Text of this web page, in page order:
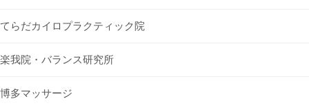
てらだカイロプラクティック院
楽我院・バランス研究所
博多マッサージ